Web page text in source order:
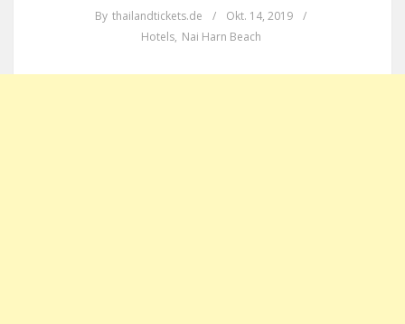
By thailandtickets.de / Okt. 14, 2019
/
Hotels, Nai Harn Beach